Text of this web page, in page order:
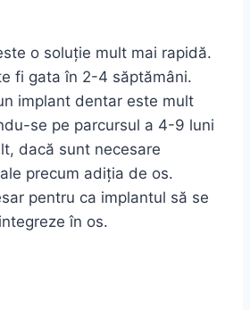
o soluție mult mai rapidă.
fi gata în 2-4 săptămâni.
implant dentar este mult
se pe parcursul a 4-9 luni
dacă sunt necesare
precum adiția de os.
pentru ca implantul să se
în os.